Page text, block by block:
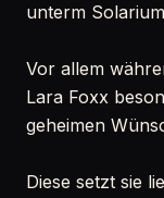
unterm
Vor allem
Lara Foxx
geheimen
Diese setzt sie